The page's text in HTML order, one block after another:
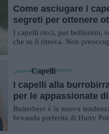
Come asciugare i
segreti per ottenere
I capelli ricci, pur bellissimi,
che se li ritrova. Non
Capelli
I capelli alla
per le appassionate
Butterbeer è la nuova
bevanda preferita di Harry